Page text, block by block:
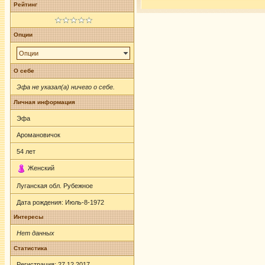
Рейтинг
Опции
Опции
О себе
Эфа не указал(а) ничего о себе.
Личная информация
Эфа
Аромановичок
54 лет
Женский
Луганская обл. Рубежное
Дата рождения: Июль-8-1972
Интересы
Нет данных
Статистика